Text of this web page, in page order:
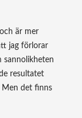
är mer
jag förlorar
sannolikheten
resultatet
Men det finns